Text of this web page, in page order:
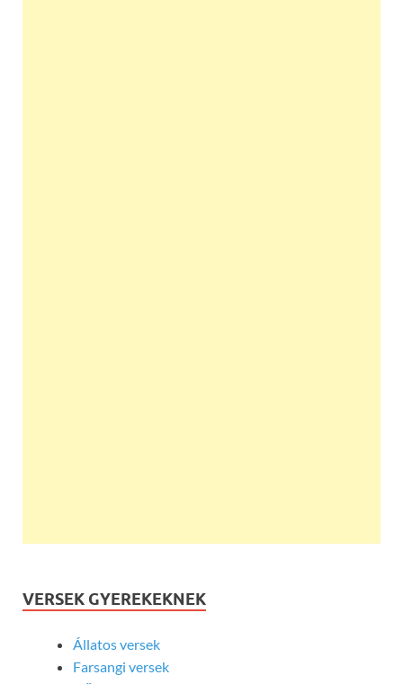
VERSEK GYEREKEKNEK
Állatos versek
Farsangi versek